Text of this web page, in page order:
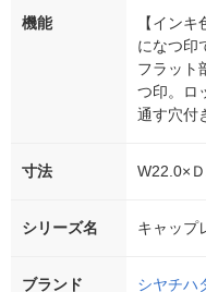
機能
【イン
になつ印
フラット
つ印。ロ
通す穴付
寸法 W22.0×
シリーズ名 キャップ
ブランド シヤチハ